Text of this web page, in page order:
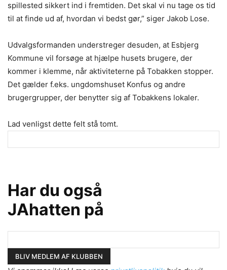
spillested sikkert ind i fremtiden. Det skal vi nu tage os tid
til at finde ud af, hvordan vi bedst gør,” siger Jakob Lose.
Udvalgsformanden understreger desuden, at Esbjerg
Kommune vil forsøge at hjælpe husets brugere, der
kommer i klemme, når aktiviteterne på Tobakken stopper.
Det gælder f.eks. ungdomshuset Konfus og andre
brugergrupper, der benytter sig af Tobakkens lokaler.
Lad venligst dette felt stå tomt.
Har du også
JAhatten på